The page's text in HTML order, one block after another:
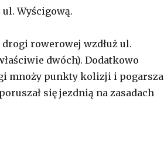
Wyścigową.
rowerowej wzdłuż ul.
dwóch). Dodatkowo
mnoży punkty kolizji i pogarsza
się jezdnią na zasadach